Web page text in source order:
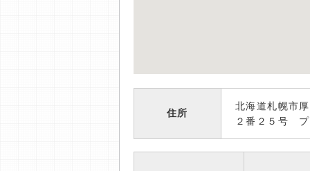
住所
北海道札幌市
２番２５号